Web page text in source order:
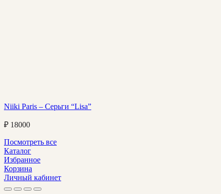
Niiki Paris – Серьги “Lisa”
₽ 18000
Посмотреть все
Каталог
Избранное
Корзина
Личный кабинет